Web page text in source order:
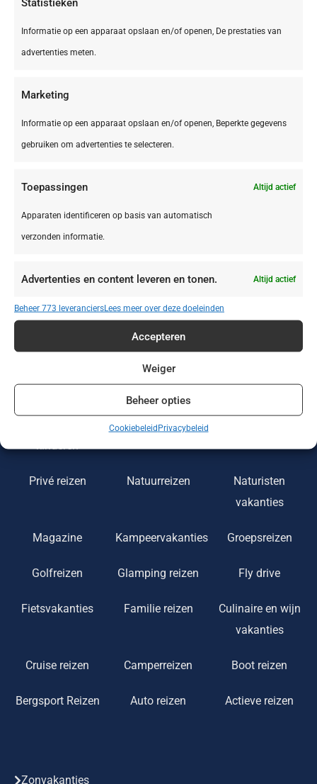
Statistieken
Informatie op een apparaat opslaan en/of openen, De prestaties van
advertenties meten.
Marketing
Informatie op een apparaat opslaan en/of openen, Beperkte gegevens
gebruiken om advertenties te selecteren.
Toepassingen Altijd actief
Apparaten identificeren op basis van automatisch
verzonden informatie.
Advertenties en content leveren en tonen. Altijd actief
Beheer 773 leveranciersLees meer over deze doeleinden
Accepteren
Weiger
Beheer opties
CookiebeleidPrivacybeleid
Zonvakanties
Vakantiehuizen
Stedentrips
kinderen
Safari
Privé reizen Natuurreizen
Naturisten
vakanties
Magazine Kampeervakanties Groepsreizen
Golfreizen Glamping reizen Fly drive
Fietsvakanties Familie reizen
Culinaire en wijn
vakanties
Cruise reizen Camperreizen Boot reizen
Bergsport Reizen Auto reizen Actieve reizen
Zonvakanties